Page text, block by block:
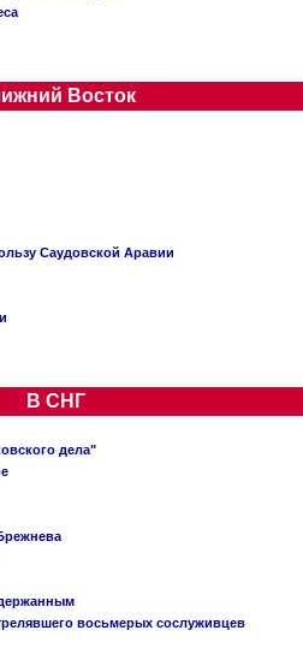
Восток
Саудовской Аравии
В СНГ
дела"
восьмерых сослуживцев